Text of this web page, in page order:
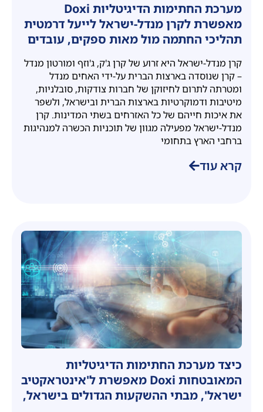
מערכת החתימות הדיגיטליות Doxi
מאפשרת לקרן מנדל-ישראל לייעל דרמטית
תהליכי החתמה מול מאות ספקים, עובדים
קרן מנדל-ישראל היא זרוע של קרן ג'ק, ג'וזף ומורטון מנדל
– קרן שנוסדה בארצות הברית על-ידי האחים מנדל
ומטרתה לתרום לחיזוקן של חברות צודקות, סובלניות,
מיטיבות ודמוקרטיות בארצות הברית ובישראל, ולשפר
את איכות חייהם של כל האזרחים בשתי המדינות. קרן
מנדל-ישראל מפעילה מגוון של תוכניות הכשרה למנהיגות
ברחבי הארץ בתחומי
קרא עוד
כיצד מערכת החתימות הדיגיטליות
המאובטחות Doxi מאפשרת ל'אינטראקטיב
ישראל', מבתי ההשקעות הגדולים בישראל,